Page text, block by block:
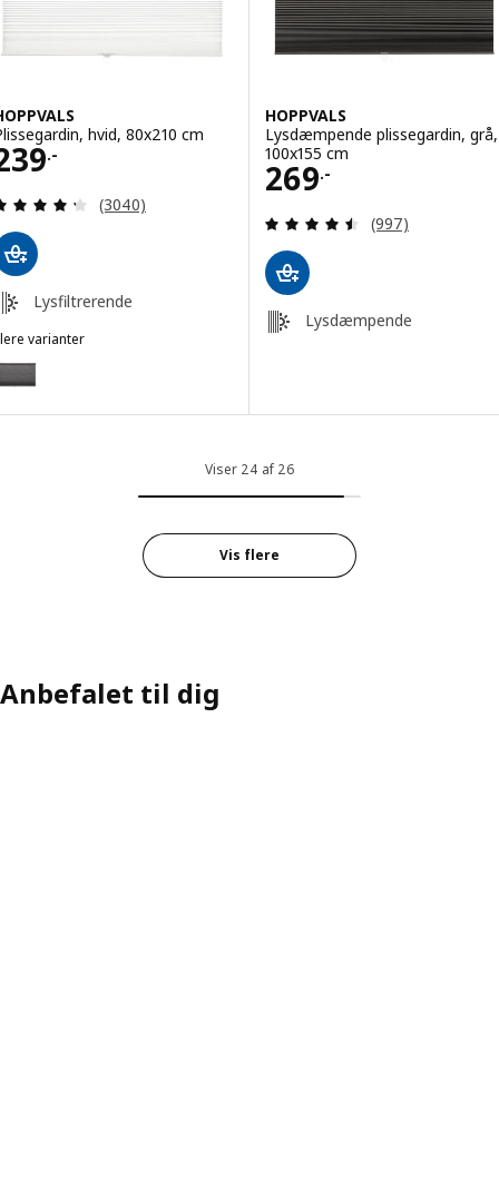
hvid, 80x210 cm
.-
239.-
Anmeld: 4.3 ud af 5 Stjerner. Anmeldelser i alt:
(3040)
Lysfiltrerende
varianter
HOPPVALS, Plissegardin, grå, 80x210 cm
HOPPVALS
Lysdæmpende plissegardin, grå,
100x155 cm
269.-
Pris 269.-
Anmeld: 4.5 ud
(997)
Lysdæmpende
Viser 24 af 26
Vis flere
Anbefalet til dig